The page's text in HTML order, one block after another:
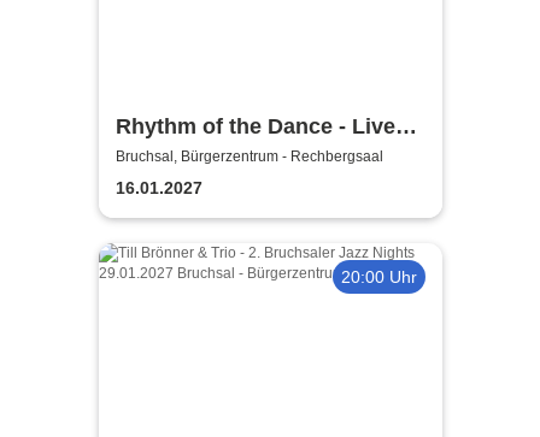
Rhythm of the Dance - Live
2027
Bruchsal, Bürgerzentrum - Rechbergsaal
16.01.2027
20:00 Uhr